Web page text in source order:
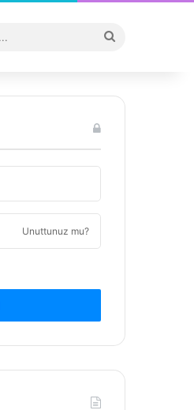
...
Unuttunuz mu?